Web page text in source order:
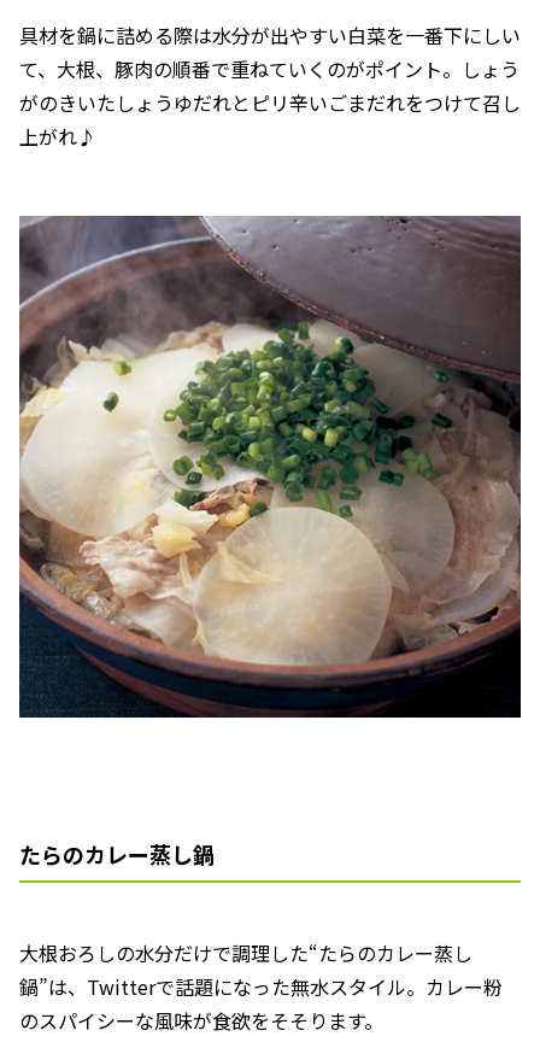
具材を鍋に詰める際は水分が出やすい白菜を一番下にしい
て、大根、豚肉の順番で重ねていくのがポイント。しょう
がのきいたしょうゆだれとピリ辛いごまだれをつけて召し
上がれ♪
たらのカレー蒸し鍋
大根おろしの水分だけで調理した“たらのカレー蒸し
鍋”は、Twitterで話題になった無水スタイル。カレー粉
のスパイシーな風味が食欲をそそります。